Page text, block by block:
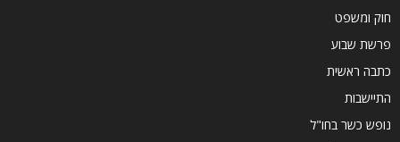
חוק ומשפט
פרשת שבוע
כתבה ראשית
התיישבות
נופש כשר בחו"ל